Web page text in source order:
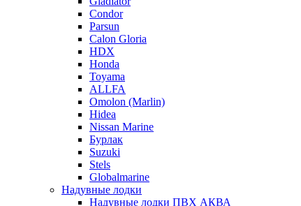
Condor
Parsun
Calon Gloria
HDX
Honda
Toyama
ALLFA
Omolon (Marlin)
Hidea
Nissan Marine
Бурлак
Suzuki
Stels
Globalmarine
Надувные лодки
Надувные лодки ПВХ АКВА